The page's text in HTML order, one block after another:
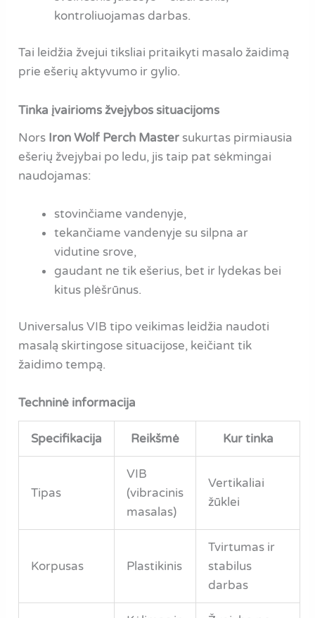
kontroliuojamas darbas.
Tai leidžia žvejui tiksliai pritaikyti masalo žaidimą
prie ešerių aktyvumo ir gylio.
Tinka įvairioms žvejybos situacijoms
Nors Iron Wolf Perch Master sukurtas pirmiausia
ešerių žvejybai po ledu, jis taip pat sėkmingai
naudojamas:
stovinčiame vandenyje,
tekančiame vandenyje su silpna ar
vidutine srove,
gaudant ne tik ešerius, bet ir lydekas bei
kitus plėšrūnus.
Universalus VIB tipo veikimas leidžia naudoti
masalą skirtingose situacijose, keičiant tik
žaidimo tempą.
Techninė informacija
Specifikacija Reikšmė Kur tinka
Tipas
VIB
(vibracinis
masalas)
Vertikaliai
žūklei
Korpusas Plastikinis
Tvirtumas ir
stabilus
darbas